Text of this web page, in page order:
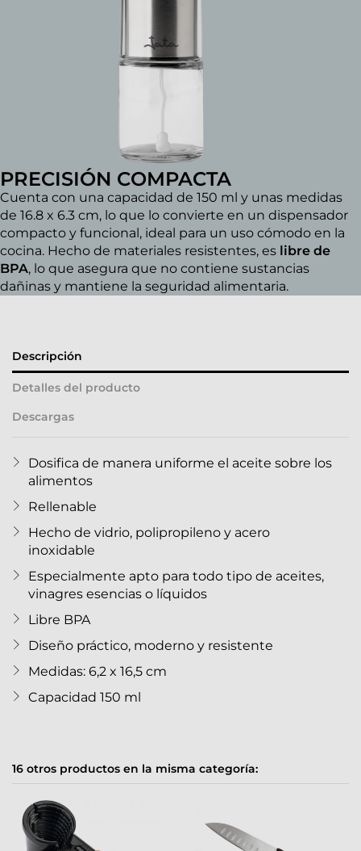
PRECISIÓN COMPACTA
Cuenta con una capacidad de 150 ml y unas medidas
de 16.8 x 6.3 cm, lo que lo convierte en un dispensador
compacto y funcional, ideal para un uso cómodo en la
cocina. Hecho de materiales resistentes, es libre de
BPA, lo que asegura que no contiene sustancias
dañinas y mantiene la seguridad alimentaria.
Descripción
Detalles del producto
Descargas
Dosifica de manera uniforme el aceite sobre los
alimentos
Rellenable
Hecho de vidrio, polipropileno y acero
inoxidable
Especialmente apto para todo tipo de aceites,
vinagres esencias o líquidos
Libre BPA
Diseño práctico, moderno y resistente
Medidas: 6,2 x 16,5 cm
Capacidad 150 ml
16 otros productos en la misma categoría: